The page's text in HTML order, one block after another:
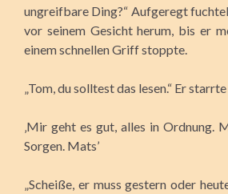
ungreifbare Ding?“ Aufgeregt
vor seinem Gesicht herum, bis er
einem schnellen Griff stoppte.
„Tom, du solltest das lesen.“ Er
‚Mir geht es gut, alles in Ordnung.
Sorgen. Mats’
„Scheiße, er muss gestern oder